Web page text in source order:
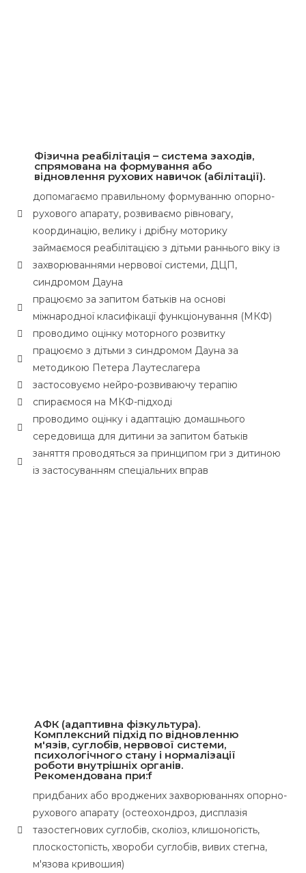
Фізична реабілітація – система заходів,
спрямована на формування або
відновлення рухових навичок (абілітації).
допомагаємо правильному формуванню опорно-
рухового апарату, розвиваємо рівновагу,
координацію, велику і дрібну моторику
займаємося реабілітацією з дітьми раннього віку із
захворюваннями нервової системи, ДЦП,
синдромом Дауна
працюємо за запитом батьків на основі
міжнародної класифікації функціонування (МКФ)
проводимо оцінку моторного розвитку
працюємо з дітьми з синдромом Дауна за
методикою Петера Лаутеслагера
застосовуємо нейро-розвиваючу терапію
спираємося на МКФ-підході
проводимо оцінку і адаптацію домашнього
середовища для дитини за запитом батьків
заняття проводяться за принципом гри з дитиною
із застосуванням спеціальних вправ
АФК (адаптивна фізкультура).
Комплексний підхід по відновленню
м'язів, суглобів, нервової системи,
психологічного стану і нормалізації
роботи внутрішніх органів.
Рекомендована при:f
придбаних або вроджених захворюваннях опорно-
рухового апарату (остеохондроз, дисплазія
тазостегнових суглобів, сколіоз, клишоногість,
плоскостопість, хвороби суглобів, вивих стегна,
м'язова кривошия)